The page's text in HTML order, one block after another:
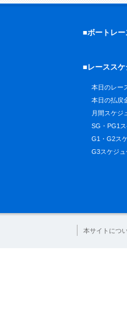
■ボートレ
■レーススケ
本日のレー
本日の払戻
月間スケジ
SG・PG1
G1・G2ス
G3スケジュ
本サイトにつ